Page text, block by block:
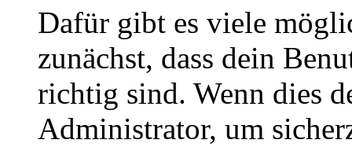
Dafür gibt es viele
zunächst, dass dein
richtig sind. Wenn dies
Administrator, um